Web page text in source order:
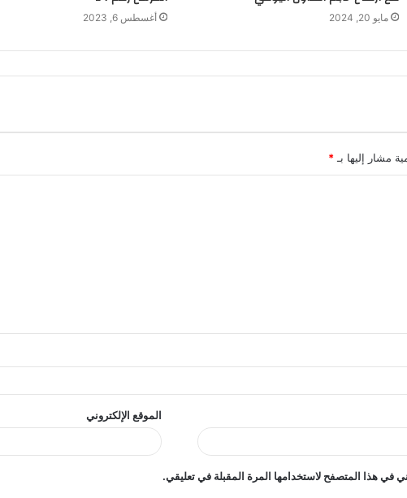
مايو 20, 2024 أغسطس 6, 2023
مشار إليها بـ *
الموقع الإلكتروني
في هذا المتصفح لاستخدامها المرة المقبلة في تعليقي.